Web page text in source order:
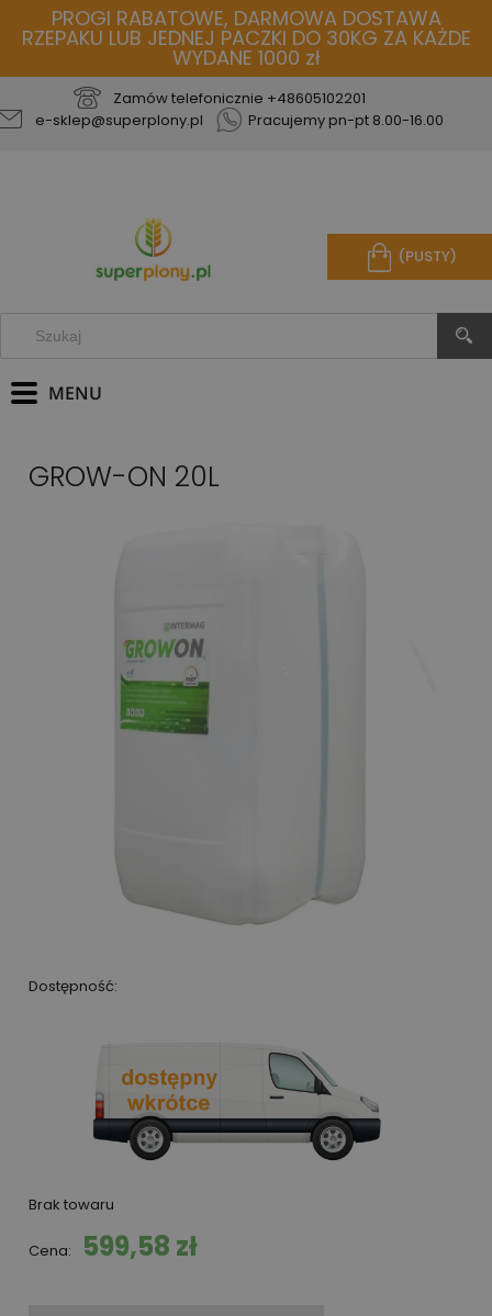
PROGI RABATOWE, DARMOWA DOSTAWA
RZEPAKU LUB JEDNEJ PACZKI DO 30KG ZA KAŻDE
WYDANE 1000 zł
Zamów telefonicznie +48605102201
e-sklep@superplony.pl
Pracujemy pn-pt 8.00-16.00
(PUSTY)
GROW-ON 20L
Dostępność:
Brak towaru
Cena: 599,58 zł